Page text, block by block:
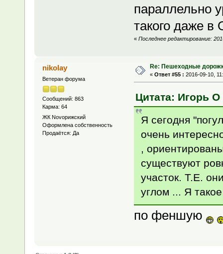
параллельно
такого даже в
« Последнее редактирование:
nikolay
Ветеран форума
Сообщений: 863
Карма: 64
ЖК Novoрижский
Оформлена собственность
Продаётся: Да
Re: Пешеходные
« Ответ #55 : 2016-09-10,
Цитата: Игорь О
Я сегодня
очень
,
существуют
участок. Т.Е.
углом ... Я
по феншую